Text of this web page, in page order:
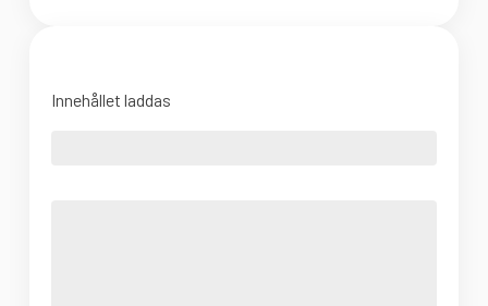
Innehållet laddas